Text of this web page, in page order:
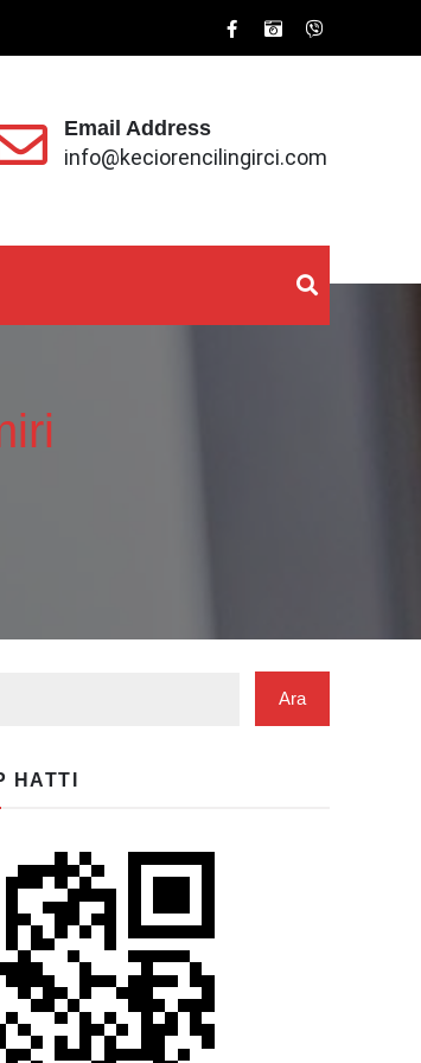
Email Address
info@keciorencilingirci.com
HATTI